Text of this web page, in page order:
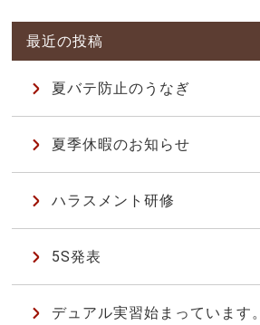
夏バテ防止のうなぎ
夏季休暇のお知らせ
ハラスメント研修
5S発表
デュアル実習始まっています。